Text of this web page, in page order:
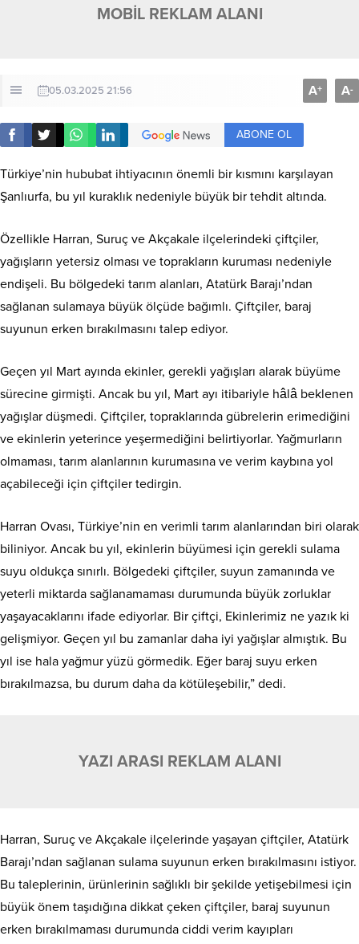
MOBİL REKLAM ALANI
05.03.2025 21:56 A+ A-
ABONE OL
Türkiye’nin hububat ihtiyacının önemli bir kısmını karşılayan
Şanlıurfa, bu yıl kuraklık nedeniyle büyük bir tehdit altında.
Özellikle Harran, Suruç ve Akçakale ilçelerindeki çiftçiler,
yağışların yetersiz olması ve toprakların kuruması nedeniyle
endişeli. Bu bölgedeki tarım alanları, Atatürk Barajı’ndan
sağlanan sulamaya büyük ölçüde bağımlı. Çiftçiler, baraj
suyunun erken bırakılmasını talep ediyor.
Geçen yıl Mart ayında ekinler, gerekli yağışları alarak büyüme
sürecine girmişti. Ancak bu yıl, Mart ayı itibariyle hâlâ beklenen
yağışlar düşmedi. Çiftçiler, topraklarında gübrelerin erimediğini
ve ekinlerin yeterince yeşermediğini belirtiyorlar. Yağmurların
olmaması, tarım alanlarının kurumasına ve verim kaybına yol
açabileceği için çiftçiler tedirgin.
Harran Ovası, Türkiye’nin en verimli tarım alanlarından biri olarak
biliniyor. Ancak bu yıl, ekinlerin büyümesi için gerekli sulama
suyu oldukça sınırlı. Bölgedeki çiftçiler, suyun zamanında ve
yeterli miktarda sağlanamaması durumunda büyük zorluklar
yaşayacaklarını ifade ediyorlar. Bir çiftçi, Ekinlerimiz ne yazık ki
gelişmiyor. Geçen yıl bu zamanlar daha iyi yağışlar almıştık. Bu
yıl ise hala yağmur yüzü görmedik. Eğer baraj suyu erken
bırakılmazsa, bu durum daha da kötüleşebilir,” dedi.
YAZI ARASI REKLAM ALANI
Harran, Suruç ve Akçakale ilçelerinde yaşayan çiftçiler, Atatürk
Barajı’ndan sağlanan sulama suyunun erken bırakılmasını istiyor.
Bu taleplerinin, ürünlerinin sağlıklı bir şekilde yetişebilmesi için
büyük önem taşıdığına dikkat çeken çiftçiler, baraj suyunun
erken bırakılmaması durumunda ciddi verim kayıpları